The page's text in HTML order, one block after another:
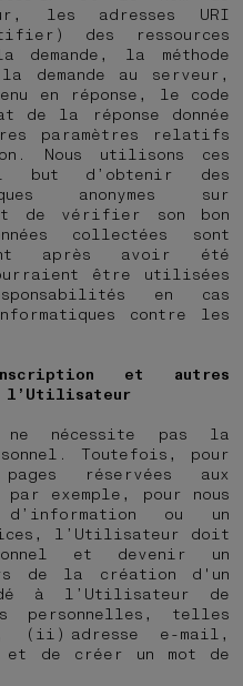
les adresses URI
des ressources
demande, la méthode
demande au serveur,
en réponse, le code
de la réponse donnée
paramètres relatifs
Nous utilisons ces
but d’obtenir des
anonymes sur
de vérifier son bon
collectées sont
après avoir été
être utilisées
en cas
contre les
et autres
l’Utilisateur
nécessite pas la
Toutefois, pour
réservées aux
exemple, pour nous
d’information ou un
l’Utilisateur doit
et devenir un
de la création d'un
à l’Utilisateur de
personnelles, telles
(ii) adresse e-mail,
de créer un mot de